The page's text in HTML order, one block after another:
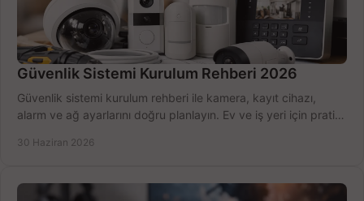
Güvenlik Sistemi Kurulum Rehberi 2026
Güvenlik sistemi kurulum rehberi ile kamera, kayıt cihazı,
alarm ve ağ ayarlarını doğru planlayın. Ev ve iş yeri için pratik
30 Haziran 2026